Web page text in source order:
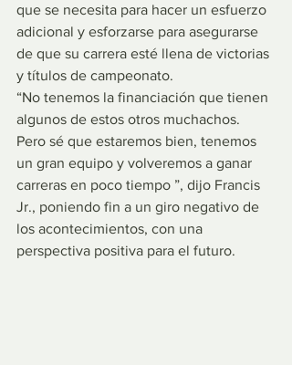
que se necesita para hacer un esfuerzo
adicional y esforzarse para asegurarse
de que su carrera esté llena de victorias
y títulos de campeonato.
“No tenemos la financiación que tienen
algunos de estos otros muchachos.
Pero sé que estaremos bien, tenemos
un gran equipo y volveremos a ganar
carreras en poco tiempo ”, dijo Francis
Jr., poniendo fin a un giro negativo de
los acontecimientos, con una
perspectiva positiva para el futuro.